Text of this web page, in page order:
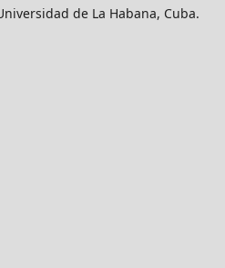
de La Habana, Cuba.